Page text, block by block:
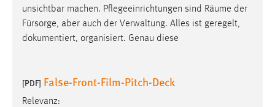
unsichtbar machen. Pflegeeinrichtungen sind Räume der
Fürsorge, aber auch der Verwaltung. Alles ist geregelt,
dokumentiert, organisiert. Genau diese
[PDF] False-Front-Film-Pitch-Deck
Relevanz: